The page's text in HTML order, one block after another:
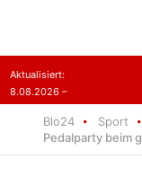
Aktualisiert:
8.08.2026 –
Blo24 Sport
Pedalparty beim